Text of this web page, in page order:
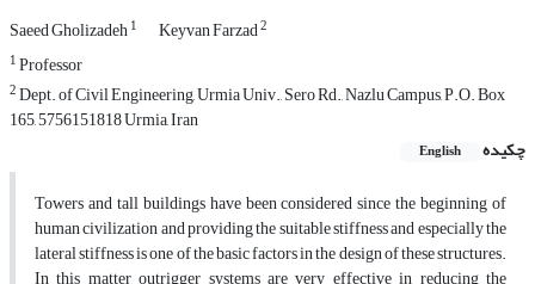
Saeed Gholizadeh1 Keyvan Farzad2
1Professor
2Dept. of Civil Engineering, Urmia Univ., Sero Rd., Nazlu Campus, P.O. Box
165, 5756151818 Urmia, Iran
چکیده
English
Towers and tall buildings have been considered since the beginning of
human civilization and providing the suitable stiffness and especially the
lateral stiffness is one of the basic factors in the design of these structures.